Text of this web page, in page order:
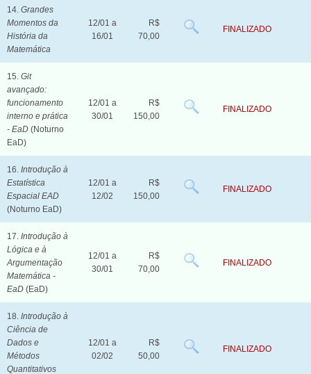
14. Grandes
Momentos da
História da
Matemática
12/01 a
16/01
R$
70,00
FINALIZADO
15. Git
avançado:
funcionamento
interno e prática
- EaD (Noturno
EaD)
12/01 a
30/01
R$
150,00
FINALIZADO
16. Introdução à
Estatística
Espacial EAD
(Noturno EaD)
12/01 a
12/02
R$
150,00
FINALIZADO
17. Introdução à
Lógica e à
Argumentação
Matemática -
EaD (EaD)
12/01 a
30/01
R$
70,00
FINALIZADO
18. Introdução à
Ciência de
Dados e
Métodos
Quantitativos
12/01 a
02/02
R$
50,00
FINALIZADO